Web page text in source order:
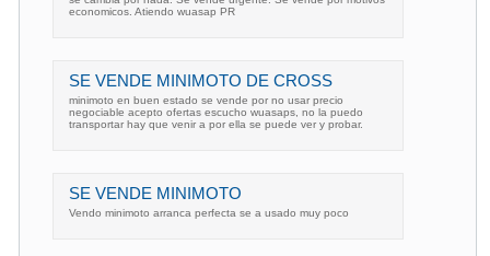
economicos. Atiendo wuasap PR
SE VENDE MINIMOTO DE CROSS
minimoto en buen estado se vende por no usar precio
negociable acepto ofertas escucho wuasaps, no la puedo
transportar hay que venir a por ella se puede ver y probar.
SE VENDE MINIMOTO
Vendo minimoto arranca perfecta se a usado muy poco